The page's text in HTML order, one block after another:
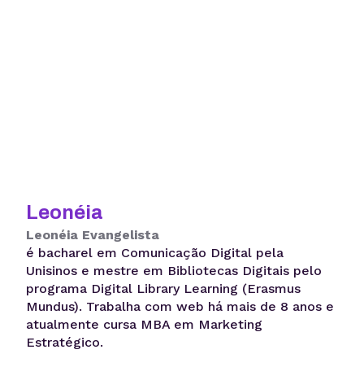
Leonéia
Leonéia Evangelista
é bacharel em Comunicação Digital pela
Unisinos e mestre em Bibliotecas Digitais pelo
programa Digital Library Learning (Erasmus
Mundus). Trabalha com web há mais de 8 anos e
atualmente cursa MBA em Marketing
Estratégico.